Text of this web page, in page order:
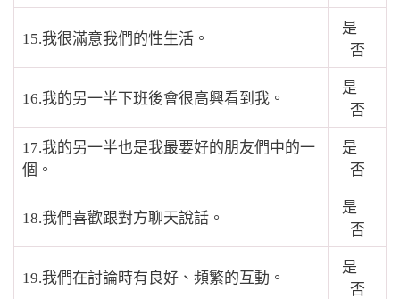
15.我很滿意我們的性生活。
是
否
16.我的另一半下班後會很高興看到我。
是
否
17.我的另一半也是我最要好的朋友們中的一
個。
是
否
18.我們喜歡跟對方聊天說話。
是
否
19.我們在討論時有良好、頻繁的互動。
是
否